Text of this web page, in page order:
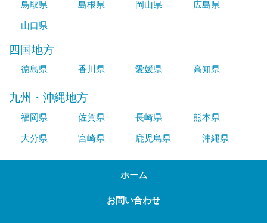
鳥取県 島根県 岡山県
広島県
山口県
四国地方
徳島県 香川県 愛媛県 高知県
九州・沖縄地方
福岡県 佐賀県 長崎県
熊本県
大分県
宮崎県 鹿児島県 沖縄県
ホーム
お問い合わせ